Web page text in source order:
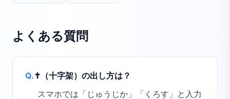
よくある質問
Q.✝️（十字架）の出し方は？
スマホでは「じゅうじか」「くろす」と入力